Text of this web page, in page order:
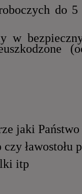
do
w
jaki
ławostołu
itp